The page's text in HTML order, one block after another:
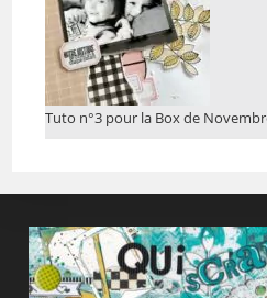
Tuto n°3 pour la Box de